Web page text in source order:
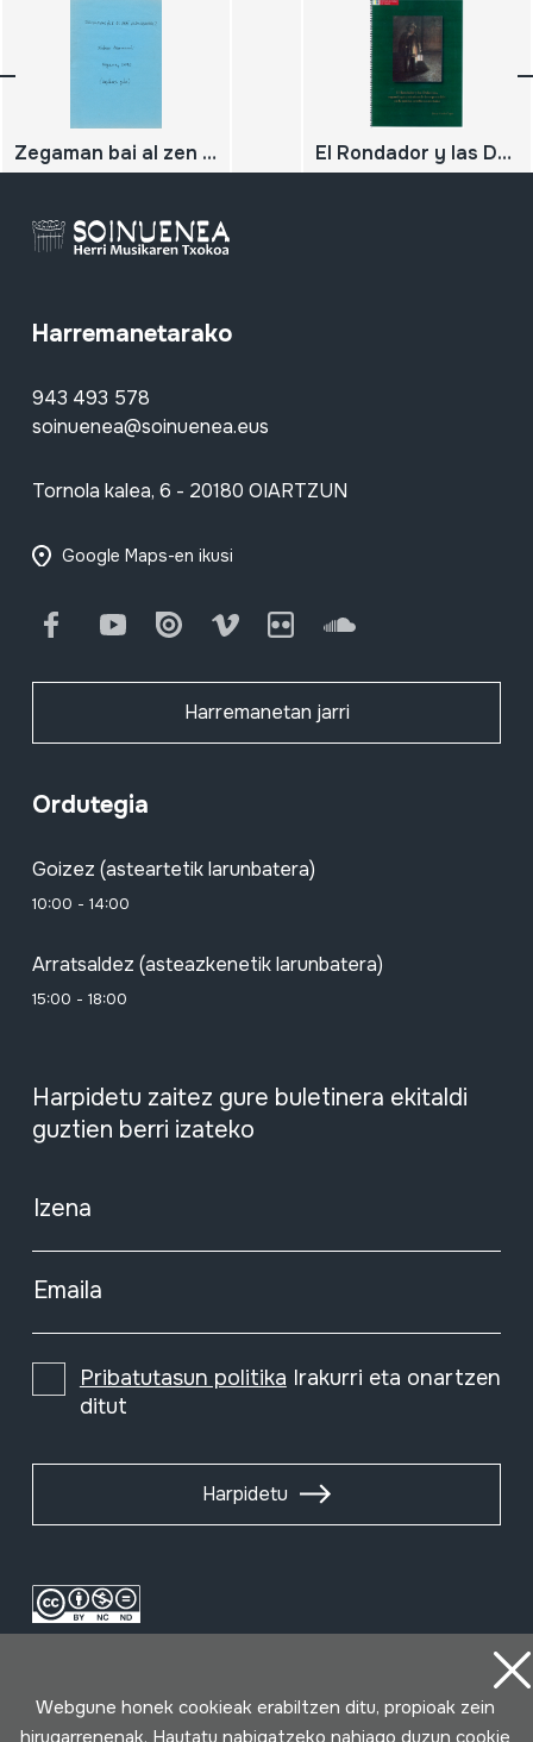
Zegaman bai al zen albokalaririk? El Rondador y las Dulzainas, organología y técnicas de interpretación en la música criolla ecuatoriana
Harremanetarako
943 493 578
soinuenea@soinuenea.eus
Tornola kalea, 6 - 20180 OIARTZUN
Google Maps-en ikusi
FacebookYoutube Issuu Vimeo Flickr SoundCloud
Harremanetan jarri
Ordutegia
Goizez (asteartetik larunbatera)
10:00 - 14:00
Arratsaldez (asteazkenetik larunbatera)
15:00 - 18:00
Harpidetu zaitez gure buletinera ekitaldi
guztien berri izateko
Izena
Emaila
Pribatutasun politika Irakurri eta onartzen
ditut
Harpidetu
Webgune honek cookieak erabiltzen ditu, propioak zein
hirugarrenenak. Hautatu nabigatzeko nahiago duzun cookie